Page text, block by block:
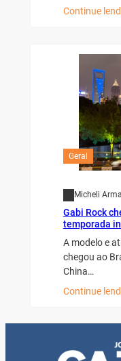
Continue
Geral
Micheli
Gabi Rock
temporada
A modelo e
chegou ao
China…
Continue